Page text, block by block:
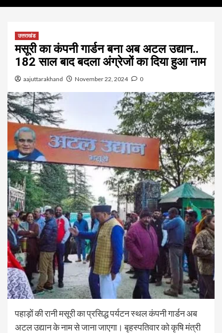
उत्तराखंड
मसूरी का कंपनी गार्डन बना अब अटल उद्यान..
182 साल बाद बदला अंग्रेजों का दिया हुआ नाम
aajuttarakhand November 22, 2024 0
पहाड़ों की रानी मसूरी का प्रसिद्ध पर्यटन स्थल कंपनी गार्डन अब
अटल उद्यान के नाम से जाना जाएगा। बृहस्पतिवार को कृषि मंत्री